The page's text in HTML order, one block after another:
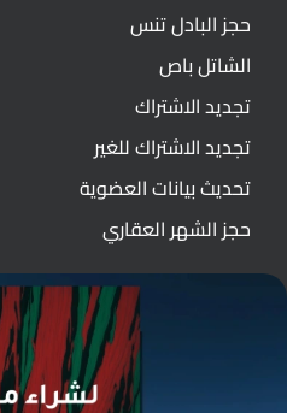
حجز البادل تنس
الشاتل باص
تجديد الاشتراك
تجديد الاشتراك للغير
تحديث بيانات العضوية
حجز الشهر العقاري